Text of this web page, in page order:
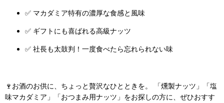
✅ マカダミア特有の濃厚な食感と風味
✅ ギフトにも喜ばれる高級ナッツ
✅ 社長も太鼓判！一度食べたら忘れられない味
🍷お酒のお供に、ちょっと贅沢なひとときを。 「燻製ナッツ」「塩
味マカダミア」「おつまみ用ナッツ」をお探しの方に、ぜひおすす